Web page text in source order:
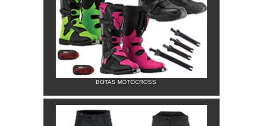
BOTAS MOTOCROSS